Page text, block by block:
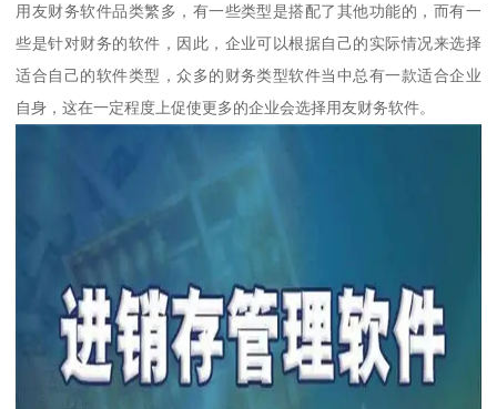
用友财务软件品类繁多，有一些类型是搭配了其他功能的，而有一
些是针对财务的软件，因此，企业可以根据自己的实际情况来选择
适合自己的软件类型，众多的财务类型软件当中总有一款适合企业
自身，这在一定程度上促使更多的企业会选择用友财务软件。